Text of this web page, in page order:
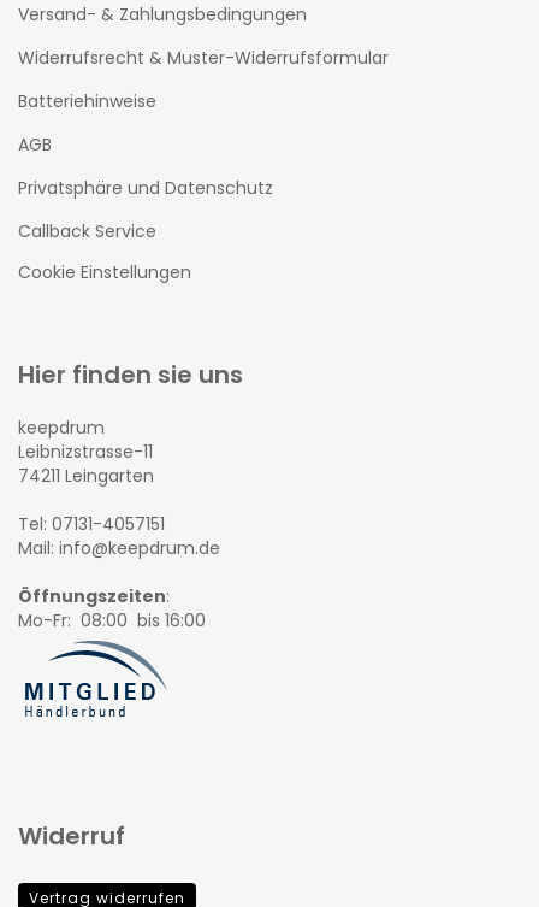
Versand- & Zahlungsbedingungen
Widerrufsrecht & Muster-Widerrufsformular
Batteriehinweise
AGB
Privatsphäre und Datenschutz
Callback Service
Cookie Einstellungen
Hier finden sie uns
keepdrum
Leibnizstrasse-11
74211 Leingarten
Tel: 07131-4057151
Mail: info@keepdrum.de
Öffnungszeiten:
Mo-Fr: 08:00 bis 16:00
Widerruf
Vertrag widerrufen